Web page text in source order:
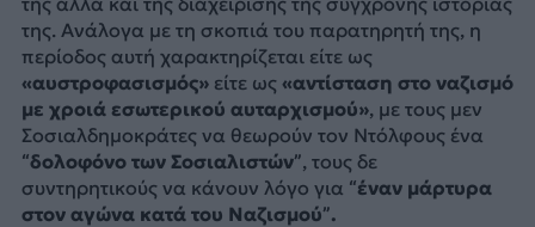
της. Ανάλογα με τη σκοπιά του παρατηρητή της, η
περίοδος αυτή χαρακτηρίζεται είτε ως
«αυστροφασισμός»είτε ως«αντίσταση στο ναζισμό
με χροιά εσωτερικού αυταρχισμού», με τους μεν
Σοσιαλδημοκράτες να θεωρούν τον Ντόλφους ένα
“δολοφόνο των Σοσιαλιστών”, τους δε
συντηρητικούς να κάνουν λόγο για “έναν μάρτυρα
στον αγώνα κατά του Ναζισμού”.